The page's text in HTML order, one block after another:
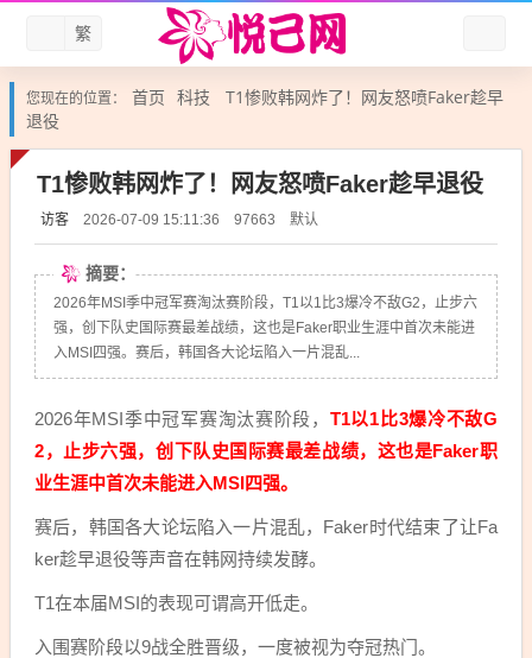
繁
您现在的位置： 首页 科技
T1惨败韩网炸了！网友怒喷Faker趁早
退役
T1惨败韩网炸了！网友怒喷Faker趁早退役
访客 2026-07-09 15:11:36 97663 默认
摘要：
2026年MSI季中冠军赛淘汰赛阶段，T1以1比3爆冷不敌G2，止步六
强，创下队史国际赛最差战绩，这也是Faker职业生涯中首次未能进
入MSI四强。赛后，韩国各大论坛陷入一片混乱...
2026年MSI季中冠军赛淘汰赛阶段， T1以1比3爆冷不敌G
2，止步六强，创下队史国际赛最差战绩，这也是Faker职
业生涯中首次未能进入MSI四强。
赛后，韩国各大论坛陷入一片混乱，Faker时代结束了让Fa
ker趁早退役等声音在韩网持续发酵。
T1在本届MSI的表现可谓高开低走。
入围赛阶段以9战全胜晋级，一度被视为夺冠热门。